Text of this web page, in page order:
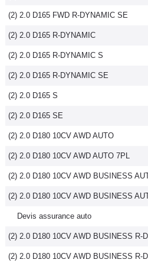
(2) 2.0 D165 FWD R-DYNAMIC SE
(2) 2.0 D165 R-DYNAMIC
(2) 2.0 D165 R-DYNAMIC S
(2) 2.0 D165 R-DYNAMIC SE
(2) 2.0 D165 S
(2) 2.0 D165 SE
(2) 2.0 D180 10CV AWD AUTO
(2) 2.0 D180 10CV AWD AUTO 7PL
(2) 2.0 D180 10CV AWD BUSINESS
(2) 2.0 D180 10CV AWD BUSINESS
Devis assurance auto
(2) 2.0 D180 10CV AWD BUSINESS R-
(2) 2.0 D180 10CV AWD BUSINESS R-